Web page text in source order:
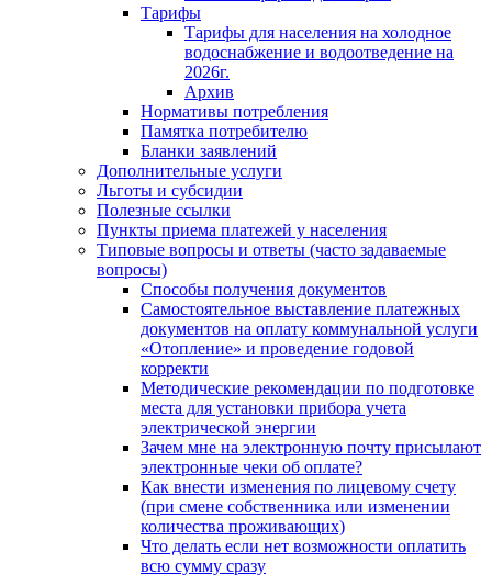
Тарифы
Тарифы для населения на холодное
водоснабжение и водоотведение на
2026г.
Архив
Нормативы потребления
Памятка потребителю
Бланки заявлений
Дополнительные услуги
Льготы и субсидии
Полезные ссылки
Пункты приема платежей у населения
Типовые вопросы и ответы (часто задаваемые
вопросы)
Способы получения документов
Самостоятельное выставление платежных
документов на оплату коммунальной услуги
«Отопление» и проведение годовой
корректи
Методические рекомендации по подготовке
места для установки прибора учета
электрической энергии
Зачем мне на электронную почту присылают
электронные чеки об оплате?
Как внести изменения по лицевому счету
(при смене собственника или изменении
количества проживающих)
Что делать если нет возможности оплатить
всю сумму сразу